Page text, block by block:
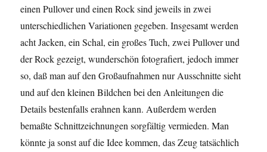
einen Pullover und einen Rock sind jeweils in zwei
unterschiedlichen Variationen gegeben. Insgesamt werden
acht Jacken, ein Schal, ein großes Tuch, zwei Pullover und
der Rock gezeigt, wunderschön fotografiert, jedoch immer
so, daß man auf den Großaufnahmen nur Ausschnitte sieht
und auf den kleinen Bildchen bei den Anleitungen die
Details bestenfalls erahnen kann. Außerdem werden
bemaßte Schnittzeichnungen sorgfältig vermieden. Man
könnte ja sonst auf die Idee kommen, das Zeug tatsächlich